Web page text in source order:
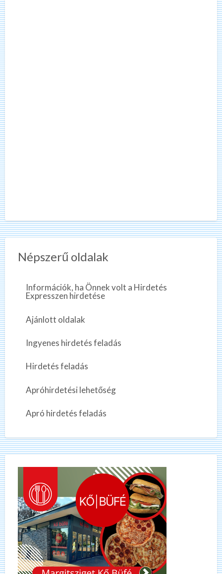
Népszerű oldalak
Információk, ha Önnek volt a Hirdetés
Expresszen hirdetése
Ajánlott oldalak
Ingyenes hirdetés feladás
Hirdetés feladás
Apróhirdetési lehetőség
Apró hirdetés feladás